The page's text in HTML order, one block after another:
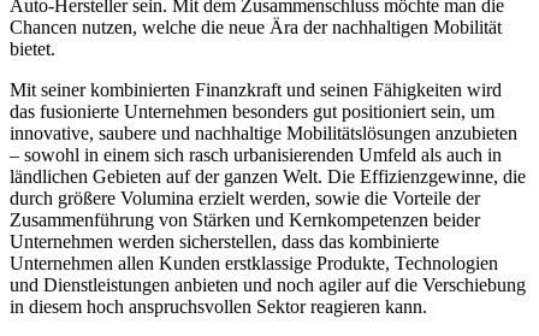
Auto-Hersteller sein. Mit dem Zusammenschluss möchte man die
Chancen nutzen, welche die neue Ära der nachhaltigen Mobilität
bietet.
Mit seiner kombinierten Finanzkraft und seinen Fähigkeiten wird
das fusionierte Unternehmen besonders gut positioniert sein, um
innovative, saubere und nachhaltige Mobilitätslösungen anzubieten
– sowohl in einem sich rasch urbanisierenden Umfeld als auch in
ländlichen Gebieten auf der ganzen Welt. Die Effizienzgewinne, die
durch größere Volumina erzielt werden, sowie die Vorteile der
Zusammenführung von Stärken und Kernkompetenzen beider
Unternehmen werden sicherstellen, dass das kombinierte
Unternehmen allen Kunden erstklassige Produkte, Technologien
und Dienstleistungen anbieten und noch agiler auf die Verschiebung
in diesem hoch anspruchsvollen Sektor reagieren kann.